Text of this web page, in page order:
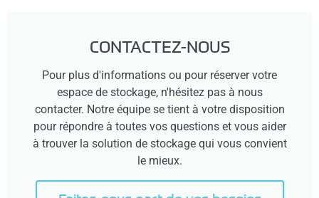
CONTACTEZ-NOUS
Pour plus d'informations ou pour réserver votre
espace de stockage, n'hésitez pas à nous
contacter. Notre équipe se tient à votre disposition
pour répondre à toutes vos questions et vous aider
à trouver la solution de stockage qui vous convient
le mieux.